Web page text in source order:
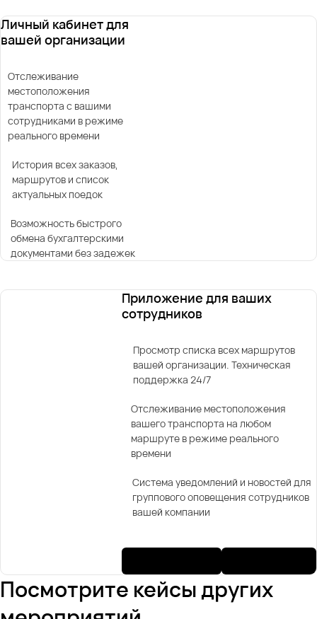
Личный кабинет для
вашей организации
Отслеживание
местоположения
транспорта с вашими
сотрудниками в режиме
реального времени
История всех заказов,
маршрутов и список
актуальных поедок
Возможность быстрого
обмена бухгалтерскими
документами без задежек
Приложение для ваших
сотрудников
Просмотр списка всех маршрутов
вашей организации. Техническая
поддержка 24/7
Отслеживание местоположения
вашего транспорта на любом
маршруте в режиме реального
времени
Система уведомлений и новостей для
группового оповещения сотрудников
вашей компании
Посмотрите кейсы других